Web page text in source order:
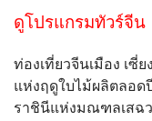
ดูโปรแกรมทัวร์จีน
ท่องเที่ยวจีนเมือง เซี่ย
แห่งฤดูใบไม้ผลิตลอ
ราชินีแห่งมณฑลเสฉว